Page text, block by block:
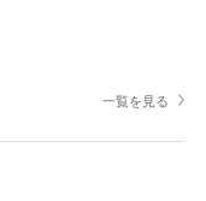
一覧を見る